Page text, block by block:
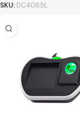
SKU: DC4065L